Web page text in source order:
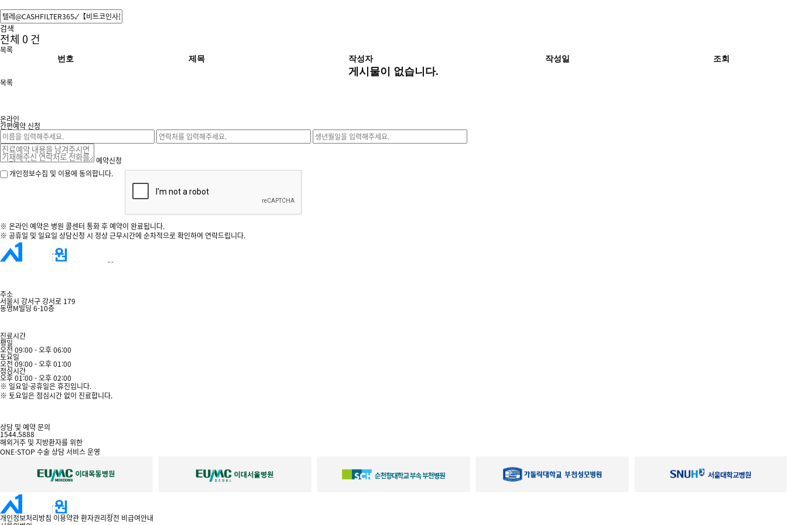
검색
전체 0 건
목록
번호 제목 작성자 작성일 조회
게시물이 없습니다.
목록
온라인
간편예약 신청
예약신청
개인정보수집 및 이용에 동의합니다.
※ 온라인 예약은 병원 콜센터 통화 후 예약이 완료됩니다.
※ 공휴일 및 일요일 상담신청 시 정상 근무시간에 순차적으로 확인하여 연락드립니다.
주소
서울시 강서구 강서로 179
동명M빌딩 6-10층
진료시간
평일
오전 09:00 - 오후 06:00
토요일
오전 09:00 - 오후 01:00
점심시간
오후 01:00 - 오후 02:00
※ 일요일·공휴일은 휴진입니다.
※ 토요일은 점심시간 없이 진료합니다.
상담 및 예약 문의
1544.5888
해외거주 및 지방환자를 위한
ONE-STOP 수술 상담 서비스 운영
서울원병원
50m
개인정보처리방침 이용약관환자권리장전 비급여안내